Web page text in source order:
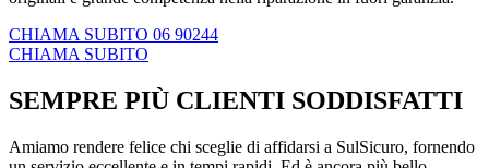
CHIAMA SUBITO 06 90244
CHIAMA SUBITO
SEMPRE PIÙ CLIENTI SODDISFATTI
Amiamo rendere felice chi sceglie di affidarsi a SulSicuro, fornendo